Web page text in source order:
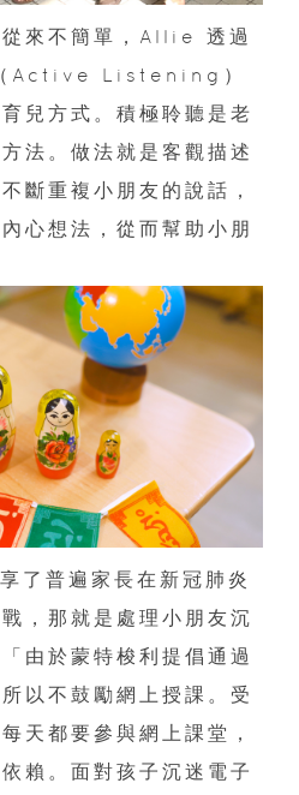
從來不簡單，Allie 透過
Active Listening）
兒方式。積極聆聽是老
法。做法就是客觀描述
斷重複小朋友的說話，
心想法，從而幫助小朋
了普遍家長在新冠肺炎
，那就是處理小朋友沉
由於蒙特梭利提倡通過
以不鼓勵網上授課。受
天都要參與網上課堂，
賴。面對孩子沉迷電子